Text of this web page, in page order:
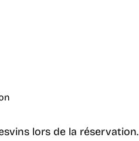
lors de la réservation.